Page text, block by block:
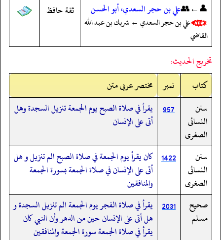
👤←👥علي بن حجر السعدي، أبو الحسن
علي بن حجر السعدي ← شريك بن عبد الله
القاضي
ثقة حافظ
تخريج الحديث:
کتاب
نمبر
مختصر عربی متن
سنن
النسائى
الصغرى
957
يقرأ في صلاة الصبح يوم الجمعة تنزيل السجدة وهل
أتى على الإنسان
سنن
النسائى
الصغرى
1422 كان يقرأ يوم الجمعة في صلاة الصبح الم تنزيل و هل
أتى على الإنسان في صلاة الجمعة بسورة الجمعة
والمنافقين
صحيح
مسلم
2031 يقرأ في صلاة الفجر يوم الجمعة الم تنزيل السجدة و
هل أتى على الإنسان حين من الدهر وأن النبي كان
يقرأ في صلاة الجمعة سورة الجمعة والمنافقين